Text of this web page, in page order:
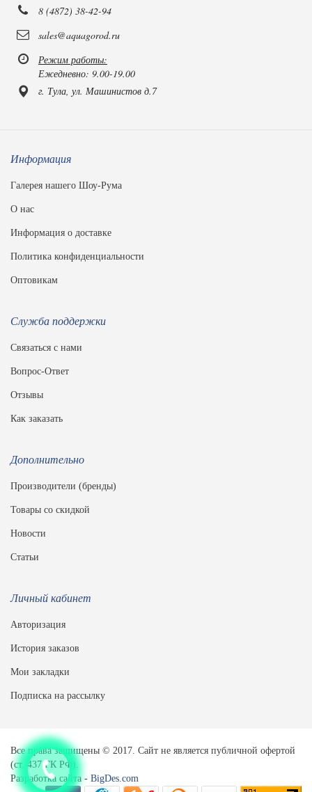
8 (4872) 38-42-94
sales@aquagorod.ru
Режим работы:
Ежедневно: 9.00-19.00
г. Тула, ул. Машинистов д.7
Информация
Галерея нашего Шоу-Рума
О нас
Информация о доставке
Политика конфиденциальности
Оптовикам
Служба поддержки
Связаться с нами
Вопрос-Ответ
Отзывы
Как заказать
Дополнительно
Производители (бренды)
Товары со скидкой
Новости
Статьи
Личный кабинет
Авторизация
История заказов
Мои закладки
Подписка на рассылку
Все права защищены © 2017. Сайт не является публичной офертой
(ст. 437 ГК РФ).
Разработка сайта - BigDes.com